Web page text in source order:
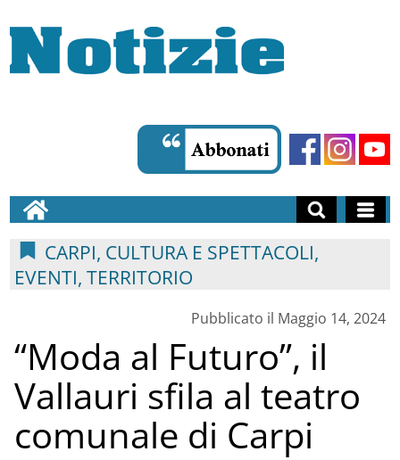
CARPI, CULTURA E SPETTACOLI,
EVENTI, TERRITORIO
Pubblicato il Maggio 14, 2024
“Moda al Futuro”, il
Vallauri sfila al teatro
comunale di Carpi